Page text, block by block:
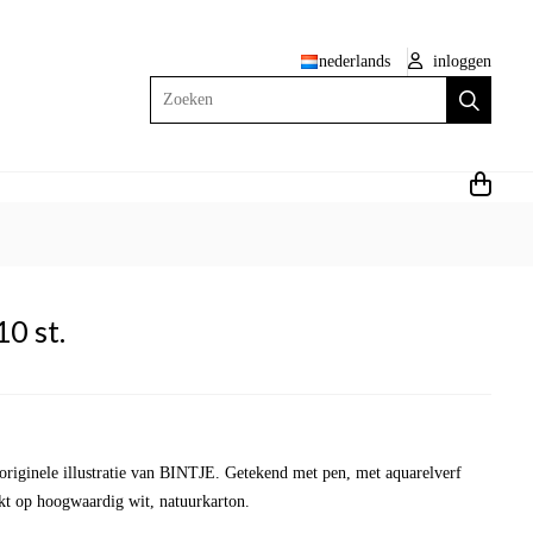
nederlands
inloggen
Zoeken
st.
illustratie van BINTJE. Getekend met pen, met aquarelverf
op hoogwaardig wit, natuurkarton.